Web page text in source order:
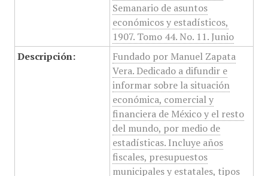
Semanario de asuntos
económicos y estadísticos,
1907. Tomo 44. No. 11. Junio
Descripción:
Fundado por Manuel Zapata
Vera. Dedicado a difundir e
informar sobre la situación
económica, comercial y
financiera de México y el resto
del mundo, por medio de
estadísticas. Incluye años
fiscales, presupuestos
municipales y estatales, tipos